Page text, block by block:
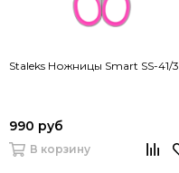
Staleks Ножницы Smart SS-41/3
990 руб
В корзину